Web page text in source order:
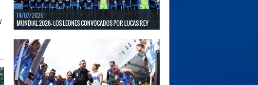
14/07/2026
MUNDIAL 2026: LOS LEONES CONVOCADOS POR LUCAS REY
Bélgica.
LEER MÁS